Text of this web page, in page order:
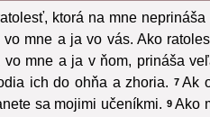
ktorá na mne
vo mne a ja vo vás. Ako
mne a ja v ňom, prináša
ich do ohňa a zhoria. 7 Ak
sa mojimi učeníkmi. 9 Ako